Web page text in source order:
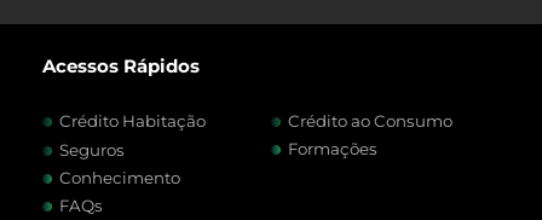
Acessos Rápidos
Crédito Habitação
Crédito ao Consumo
Seguros
Formações
Conhecimento
FAQs